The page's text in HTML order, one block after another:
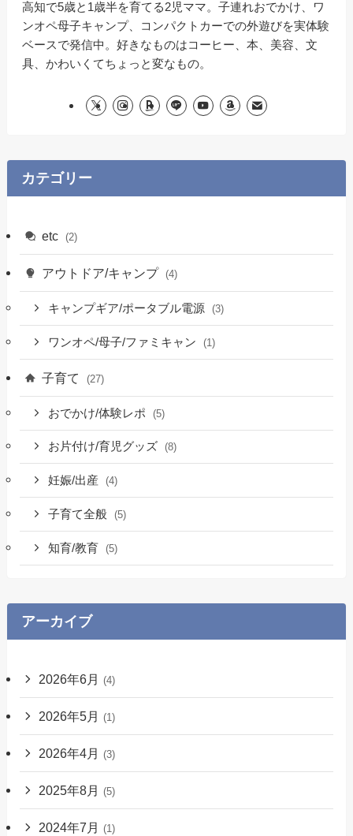
高知で5歳と1歳半を育てる2児ママ。子連れおでかけ、ワ
ンオペ母子キャンプ、コンパクトカーでの外遊びを実体験
ベースで発信中。好きなものはコーヒー、本、美容、文
具、かわいくてちょっと変なもの。
カテゴリー
etc (2)
アウトドア/キャンプ (4)
キャンプギア/ポータブル電源 (3)
ワンオペ/母子/ファミキャン (1)
子育て (27)
おでかけ/体験レポ (5)
お片付け/育児グッズ (8)
妊娠/出産 (4)
子育て全般 (5)
知育/教育 (5)
アーカイブ
2026年6月 (4)
2026年5月 (1)
2026年4月 (3)
2025年8月 (5)
2024年7月 (1)